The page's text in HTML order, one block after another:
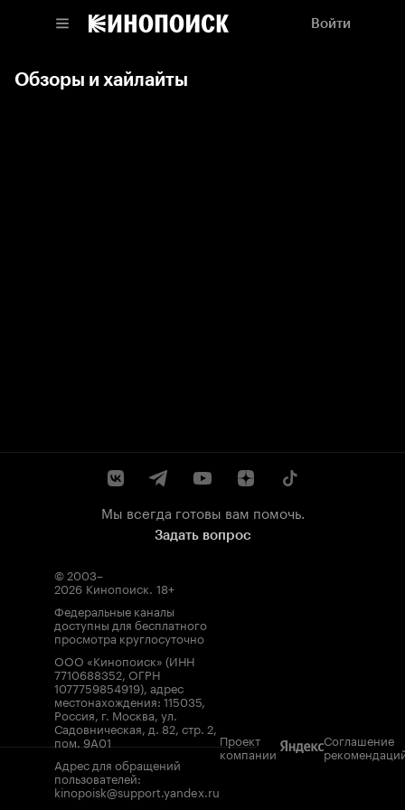
Войти
Обзоры и хайлайты
Мы всегда готовы вам помочь.
Задать вопрос
© 2003–
2026 Кинопоиск. 18+
Федеральные каналы
доступны для бесплатного
просмотра круглосуточно
ООО «Кинопоиск» (ИНН
7710688352, ОГРН
1077759854919), адрес
местонахождения: 115035,
Россия, г. Москва, ул.
Садовническая, д. 82, стр. 2,
пом. 9А01
Адрес для обращений
пользователей:
kinopoisk@support.yandex.ru
Проект
компании
Соглашение